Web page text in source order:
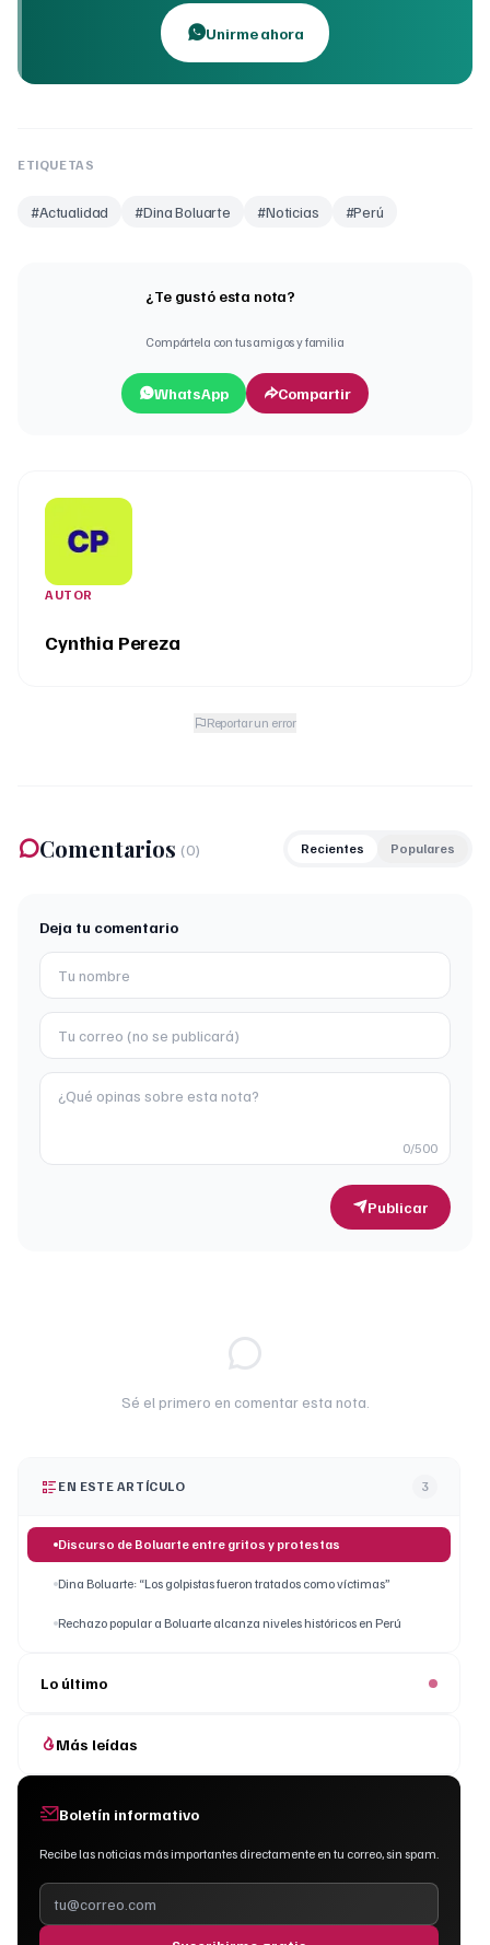
Unirme ahora
ETIQUETAS
#Actualidad #Dina Boluarte #Noticias #Perú
¿Te gustó esta nota?
Compártela con tus amigos y familia
WhatsApp Compartir
AUTOR
Cynthia Pereza
Reportar un error
Comentarios (0) Recientes Populares
Deja tu comentario
0/500
Publicar
Sé el primero en comentar esta nota.
EN ESTE ARTÍCULO 3
Discurso de Boluarte entre gritos y protestas
Dina Boluarte: “Los golpistas fueron tratados como víctimas”
Rechazo popular a Boluarte alcanza niveles históricos en Perú
Lo último
Más leídas
Boletín informativo
Recibe las noticias más importantes directamente en tu correo, sin spam.